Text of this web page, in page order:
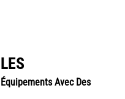
Avec Des